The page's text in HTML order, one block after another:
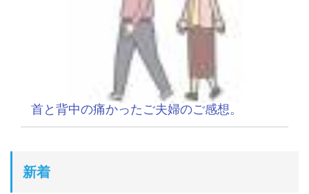
首と背中の痛かったご夫婦のご感想。
新着